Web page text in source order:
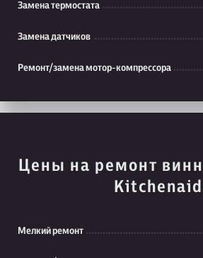
Замена термостата
Замена датчиков
Ремонт/замена мотор-компрессора
Цены на ремонт
Kitchenaid
Мелкий ремонт